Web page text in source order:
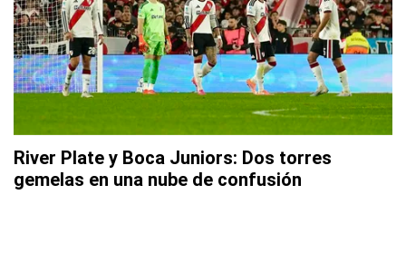
River Plate y Boca Juniors: Dos torres
gemelas en una nube de confusión